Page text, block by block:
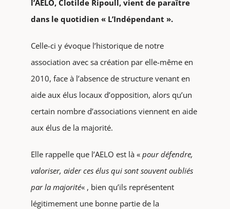
l’AELO, Clotilde Ripoull, vient de paraître
dans le quotidien « L’Indépendant ».
Celle-ci y évoque l’historique de notre
association avec sa création par elle-même en
2010, face à l’absence de structure venant en
aide aux élus locaux d’opposition, alors qu’un
certain nombre d’associations viennent en aide
aux élus de la majorité.
Elle rappelle que l’AELO est là « pour défendre,
valoriser, aider ces élus qui sont souvent oubliés
par la majorité« , bien qu’ils représentent
légitimement une bonne partie de la